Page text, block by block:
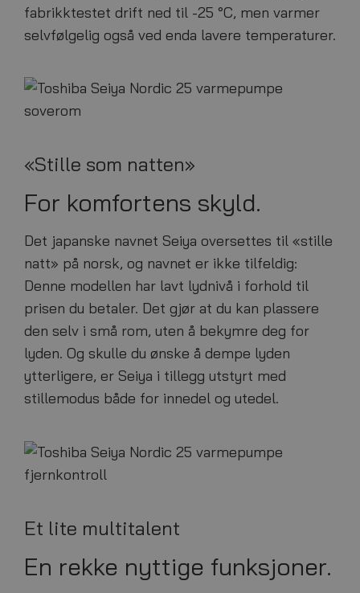
fabrikktestet drift ned til -25 °C, men varmer
selvfølgelig også ved enda lavere temperaturer.
«Stille som natten»
For komfortens skyld.
Det japanske navnet Seiya oversettes til «stille
natt» på norsk, og navnet er ikke tilfeldig:
Denne modellen har lavt lydnivå i forhold til
prisen du betaler. Det gjør at du kan plassere
den selv i små rom, uten å bekymre deg for
lyden. Og skulle du ønske å dempe lyden
ytterligere, er Seiya i tillegg utstyrt med
stillemodus både for innedel og utedel.
Et lite multitalent
En rekke nyttige funksjoner.